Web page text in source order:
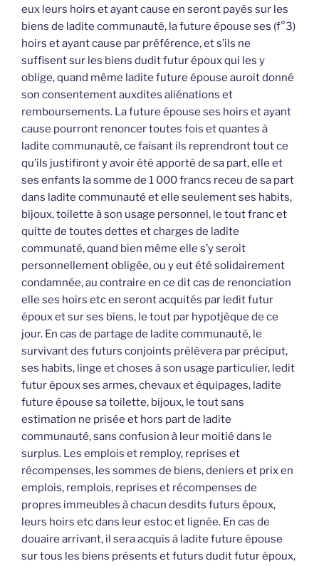
eux leurs hoirs et ayant cause en seront payés sur les
biens de ladite communauté, la future épouse ses (f°3)
hoirs et ayant cause par préférence, et s’ils ne
suffisent sur les biens dudit futur époux qui les y
oblige, quand même ladite future épouse auroit donné
son consentement auxdites aliénations et
remboursements. La future épouse ses hoirs et ayant
cause pourront renoncer toutes fois et quantes à
ladite communauté, ce faisant ils reprendront tout ce
qu’ils justifiront y avoir été apporté de sa part, elle et
ses enfants la somme de 1 000 francs receu de sa part
dans ladite communauté et elle seulement ses habits,
bijoux, toilette à son usage personnel, le tout franc et
quitte de toutes dettes et charges de ladite
communaté, quand bien même elle s’y seroit
personnellement obligée, ou y eut été solidairement
condamnée, au contraire en ce dit cas de renonciation
elle ses hoirs etc en seront acquités par ledit futur
époux et sur ses biens, le tout par hypotjèque de ce
jour. En cas de partage de ladite communauté, le
survivant des futurs conjoints prélèvera par préciput,
ses habits, linge et choses à son usage particulier, ledit
futur époux ses armes, chevaux et équipages, ladite
future épouse sa toilette, bijoux, le tout sans
estimation ne prisée et hors part de ladite
communauté, sans confusion à leur moitié dans le
surplus. Les emplois et remploy, reprises et
récompenses, les sommes de biens, deniers et prix en
emplois, remplois, reprises et récompenses de
propres immeubles à chacun desdits futurs époux,
leurs hoirs etc dans leur estoc et lignée. En cas de
douaire arrivant, il sera acquis à ladite future épouse
sur tous les biens présents et futurs dudit futur époux,